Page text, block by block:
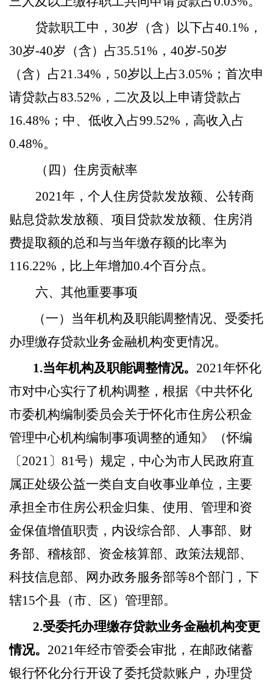
贷款职工中， 30岁（含）以下占40.1%，
30岁-40岁（含）占35.51%，40岁-50岁
（含）占21.34%，50岁以上占3.05%；首次申
请贷款占83.52%，二次及以上申请贷款占
16.48%；中、低收入占99.52%，高收入占
0.48%。
（四）住房贡献率
2021年，个人住房贷款发放额、公转商
贴息贷款发放额、项目贷款发放额、住房消
费提取额的总和与当年缴存额的比率为
116.22%，比上年增加0.4个百分点。
六、其他重要事项
（一）当年机构及职能调整情况、受委托
办理缴存贷款业务金融机构变更情况。
1.当年机构及职能调整情况。 2021年怀化
市对中心实行了机构调整，根据《中共怀化
市委机构编制委员会关于怀化市住房公积金
管理中心机构编制事项调整的通知》（怀编
〔2021〕81号）规定，中心为市人民政府直
属正处级公益一类自支自收事业单位，主要
承担全市住房公积金归集、使用、管理和资
金保值增值职责，内设综合部、人事部、财
务部、稽核部、资金核算部、政策法规部、
科技信息部、网办政务服务部等8个部门，下
辖15个县（市、区）管理部。
2.受委托办理缴存贷款业务金融机构变更
情况。 2021年经市管委会审批，在邮政储蓄
银行怀化分行开设了委托贷款账户， 办理贷